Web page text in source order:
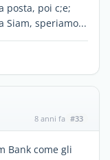
posta, poi c;e;
Siam, speriamo...
8 anni fa #33
Bank come gli